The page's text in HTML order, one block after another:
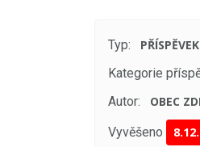
Typ:
Kategorie
Autor:
OBEC
Vyvěšeno